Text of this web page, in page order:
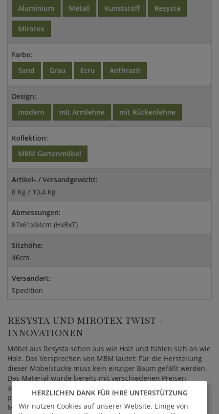
Aluminium
Metall Kunststoff Resysta
Mirotex
Farbe:
Sand
Grau Ecru Anthrazit
Design:
modern
mit Armlehne mit Rückenlehne
Kollektion:
MBM Gartenmöbel
Artikel- / Versandgewicht:
8 Kg / 10,4 Kg
Abmessungen:
87x61x64cm (HxBxT)
Sitzhöhe:
46cm
Versandart:
Spedition
RESYSTA UND MIROTEX TWIST -
INNOVATIONEN
Möbel aus Resysta sehen aus wie Holz und fühlen sich an wie
Holz. Das Versprechen von MBM lautet: Für die Herstellung
dieser Möbelstücke muss kein einziger Baum gefällt werden.
Das Material wurde bereits mit verschiedenen Preisen
ausgezeichnet, es ist witterungsbeständig, farbecht,
pflegeleicht und sehr langlebig. Gartenmöbel aus diesem
Material trotzen Feuchtigkeit, sodass die Oberfläche
HERZLICHEN DANK FÜR IHRE UNTERSTÜTZUNG
Wir nutzen Cookies auf unserer Website. Einige von